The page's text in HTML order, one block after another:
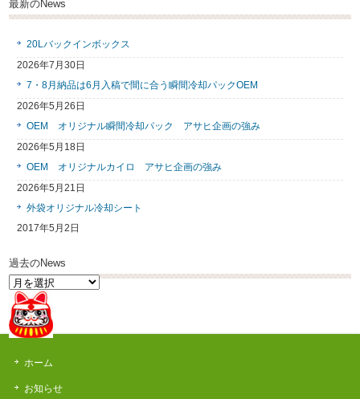
最新のNews
20Lバックインボックス
2026年7月30日
7・8月納品は6月入稿で間に合う瞬間冷却パックOEM
2026年5月26日
OEM オリジナル瞬間冷却パック アサヒ企画の強み
2026年5月18日
OEM オリジナルカイロ アサヒ企画の強み
2026年5月21日
外袋オリジナル冷却シート
2017年5月2日
過去のNews
過
去
の
News
ホーム
お知らせ